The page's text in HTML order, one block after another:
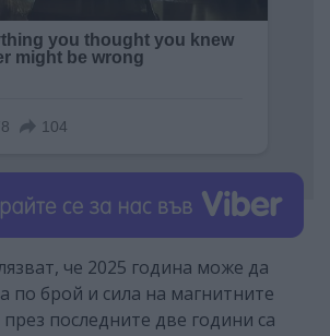
че 2025 година може да
по брой и сила на магнитните
последните две години са